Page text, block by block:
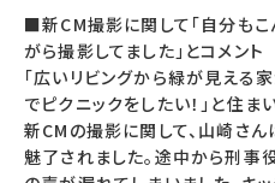
■新CM撮影に関して「自分も
がら撮影してました」とコメント
「広いリビングから緑が見える
でピクニックをしたい！」と住ま
新CMの撮影に関して、山崎さん
魅了されました。途中から刑事